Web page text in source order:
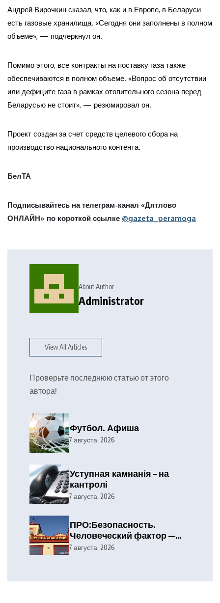
Андрей Вирочкин сказал, что, как и в Европе, в Беларуси
есть газовые хранилища. «Сегодня они заполнены в полном
объеме», — подчеркнул он.
Помимо этого, все контракты на поставку газа также
обеспечиваются в полном объеме. «Вопрос об отсутствии
или дефиците газа в рамках отопительного сезона перед
Беларусью не стоит», — резюмировал он.
Проект создан за счет средств целевого сбора на
производство национального контента.
БелТА
Подписывайтесь на телеграм-канал «Дятлово
ОНЛАЙН» по короткой ссылке @gazeta_peramoga
About Author
Administrator
View All Articles
Проверьте последнюю статью от этого
автора!
Футбол. Афиша
7 августа, 2026
Уступная камнанія – на
кантролі
7 августа, 2026
ПРО:Безопасность.
Человеческий фактор —
главная причина лесных
7 августа, 2026